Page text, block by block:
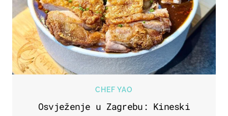
CHEF YAO
Osvježenje u Zagrebu: Kineski